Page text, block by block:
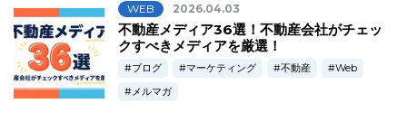
WEB 2026.04.03
不動産メディア36選！不動産会社がチェッ
クすべきメディアを厳選！
ブログ マーケティング 不動産
Web
メルマガ